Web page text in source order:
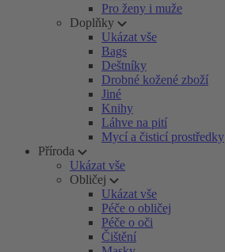
Pro ženy i muže
Doplňky
Ukázat vše
Bags
Deštníky
Drobné kožené zboží
Jiné
Knihy
Láhve na pití
Mycí a čisticí prostředky
Příroda
Ukázat vše
Obličej
Ukázat vše
Péče o obličej
Péče o oči
Čištění